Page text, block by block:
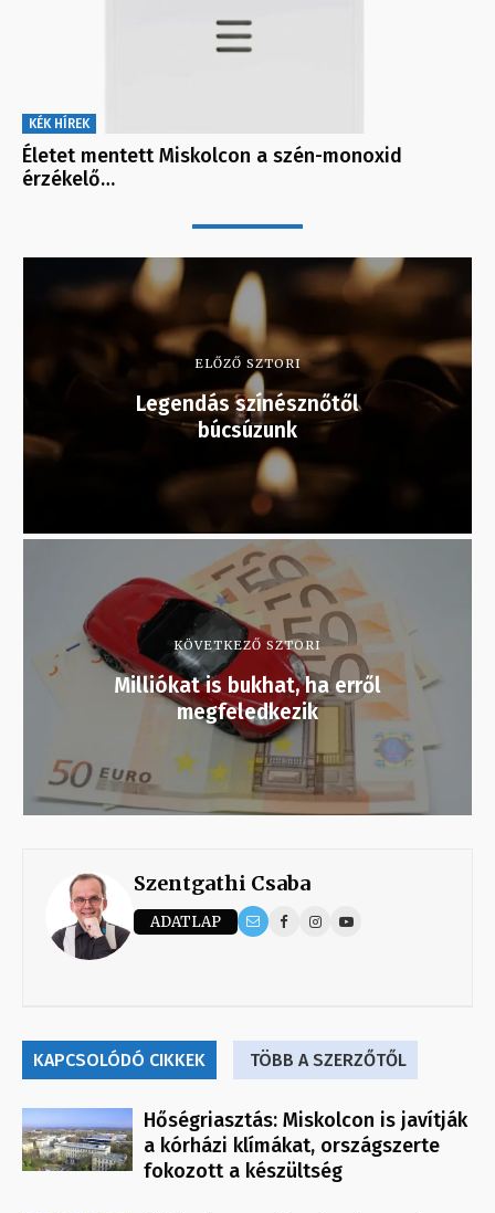
KÉK HÍREK
Életet mentett Miskolcon a szén-monoxid
érzékelő…
ELŐZŐ SZTORI
Legendás színésznőtől
búcsúzunk
KÖVETKEZŐ SZTORI
Milliókat is bukhat, ha erről
megfeledkezik
Szentgathi Csaba
ADATLAP
KAPCSOLÓDÓ CIKKEK TÖBB A SZERZŐTŐL
Hőségriasztás: Miskolcon is javítják
a kórházi klímákat, országszerte
fokozott a készültség